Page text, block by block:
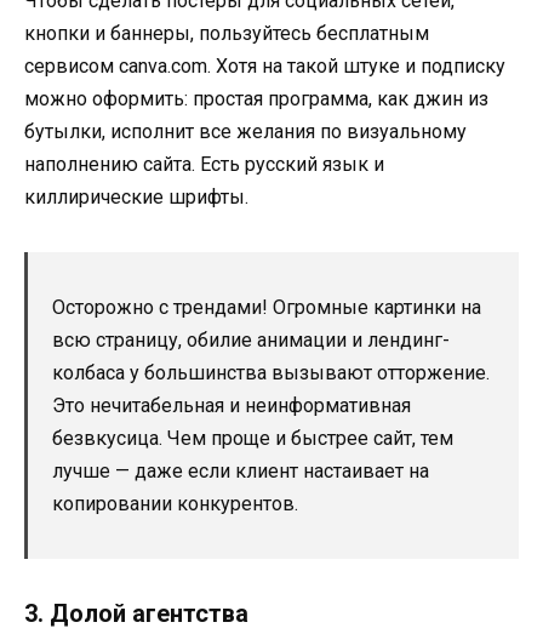
кнопки и баннеры, пользуйтесь бесплатным
сервисом canva.com. Хотя на такой штуке и подписку
можно оформить: простая программа, как джин из
бутылки, исполнит все желания по визуальному
наполнению сайта. Есть русский язык и
киллирические шрифты.
Осторожно с трендами! Огромные картинки на
всю страницу, обилие анимации и лендинг-
колбаса у большинства вызывают отторжение.
Это нечитабельная и неинформативная
безвкусица. Чем проще и быстрее сайт, тем
лучше — даже если клиент настаивает на
копировании конкурентов.
3. Долой агентства